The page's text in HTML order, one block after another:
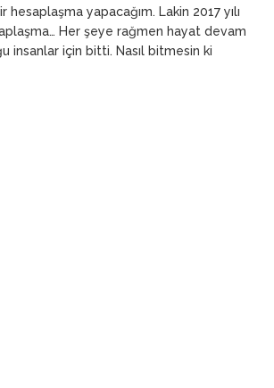
hesaplaşma yapacağım. Lakin 2017 yılı
Her şeye rağmen hayat devam
insanlar için bitti. Nasıl bitmesin ki